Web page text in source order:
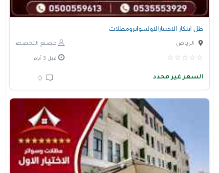
ظل ابتكار الاختيارالاولسواترومظلات
مصنع التخصصي الرياض
قبل 3 أيام
السعر غير محدد